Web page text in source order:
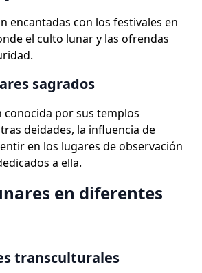
encantadas con los festivales en
el culto lunar y las ofrendas
sagrados
conocida por sus templos
deidades, la influencia de
en los lugares de observación
a ella.
en diferentes
transculturales